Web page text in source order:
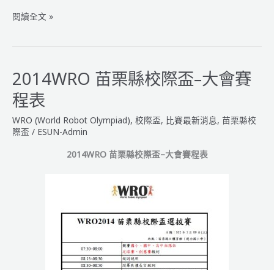
2014WRO
栗
校
際
盃
裁
閱讀全文 »
2014WRO 苗栗縣校際盃–大會賽
程表
WRO (World Robot Olympiad), 校際盃, 比賽最新消息, 苗栗縣校
際盃 / ESUN-Admin
2014WRO 苗栗縣校際盃–大會賽程表